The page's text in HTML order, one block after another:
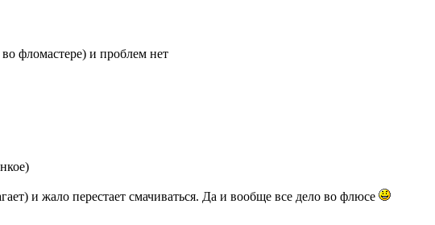
фломастере) и проблем нет
и жало перестает смачиваться. Да и вообще все дело во флюсе